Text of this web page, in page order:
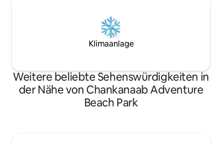
Klimaanlage
Weitere beliebte Sehenswürdigkeiten in
der Nähe von Chankanaab Adventure
Beach Park